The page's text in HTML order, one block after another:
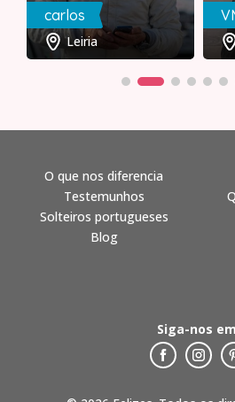
carlos
Leiria
O que nos diferencia
Testemunhos
Solteiros portugueses
Blog
Siga-nos